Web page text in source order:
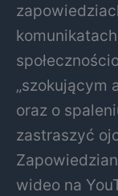
„szokującym
oraz o
zastraszyć
wideo na